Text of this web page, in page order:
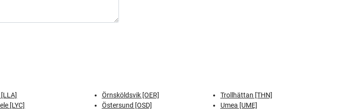
[LYC]
Örnsköldsvik [OER]
Östersund [OSD]
Trollhättan [THN]
Umea [UME]